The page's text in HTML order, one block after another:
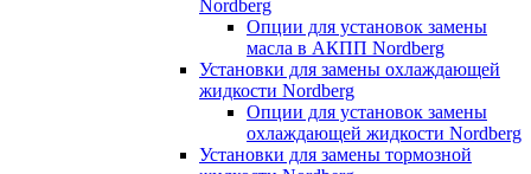
Nordberg
Опции для установок замены
масла в АКПП Nordberg
Установки для замены охлаждающей
жидкости Nordberg
Опции для установок замены
охлаждающей жидкости Nordberg
Установки для замены тормозной